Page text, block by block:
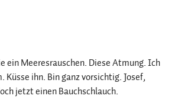
ein Meeresrauschen. Diese Atmung. Ich
Küsse ihn. Bin ganz vorsichtig. Josef,
jetzt einen Bauchschlauch.